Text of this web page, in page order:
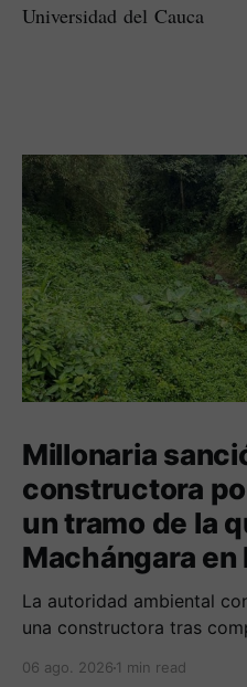
Universidad del Cauca
Millonaria
constructora
un tramo de la
Machángara en
La autoridad ambiental
una constructora tras
autorizada de un árbol.
06 ago. 2026 1 min read